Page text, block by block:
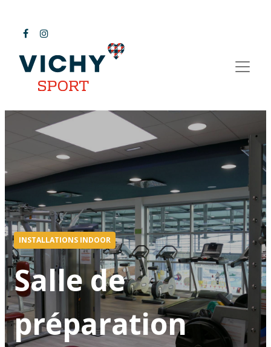
INSTALLATIONS INDOOR
Salle de
préparation